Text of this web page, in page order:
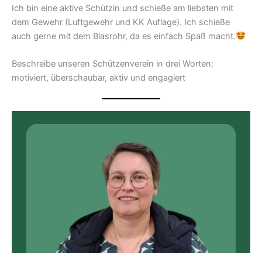
Ich bin eine aktive Schützin und schieße am liebsten mit
dem Gewehr (Luftgewehr und KK Auflage). Ich schieße
auch gerne mit dem Blasrohr, da es einfach Spaß macht.
Beschreibe unseren Schützenverein in drei Worten:
motiviert, überschaubar, aktiv und engagiert